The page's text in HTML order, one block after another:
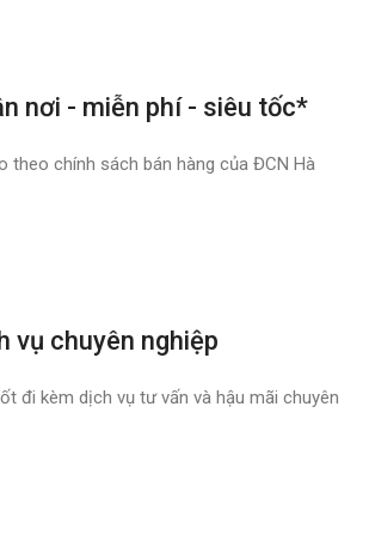
nơi - miễn phí - siêu tốc*
theo chính sách bán hàng của ĐCN Hà
vụ chuyên nghiệp
đi kèm dịch vụ tư vấn và hậu mãi chuyên